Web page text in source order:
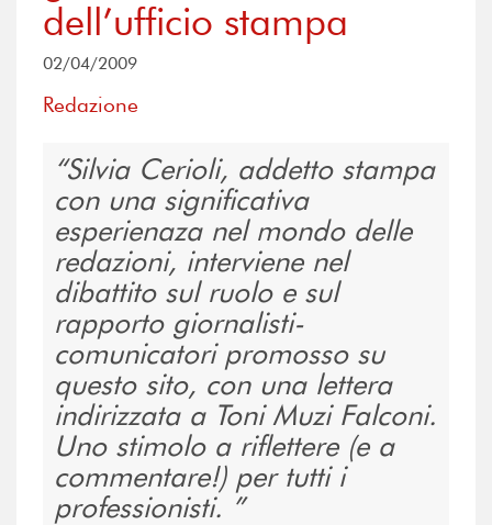
dell’ufficio stampa
02/04/2009
Redazione
Silvia Cerioli, addetto stampa
con una significativa
esperienaza nel mondo delle
redazioni, interviene nel
dibattito sul ruolo e sul
rapporto giornalisti-
comunicatori promosso su
questo sito, con una lettera
indirizzata a Toni Muzi Falconi.
Uno stimolo a riflettere (e a
commentare!) per tutti i
professionisti.